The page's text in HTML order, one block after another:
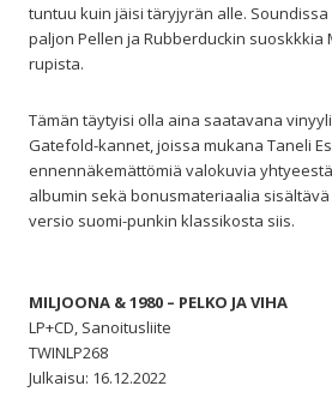
tuntuu kuin jäisi täryjyrän alle.
paljon Pellen ja Rubberduckin suoskkkia
rupista.
Tämän täytyisi olla aina saatavana
Gatefold-kannet, joissa mukana Taneli
ennennäkemättömiä valokuvia
albumin sekä bonusmateriaalia
versio suomi-punkin klassikosta siis.
MILJOONA & 1980 – PELKO JA VIHA
LP+CD, Sanoitusliite
TWINLP268
Julkaisu: 16.12.2022